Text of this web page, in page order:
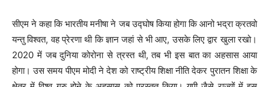
सीएम ने कहा कि भारतीय मनीषा ने जब उद्घोष किया होगा कि आनो भद्रा क्रतवो
यन्तु विश्वत, वह प्रेरणा थी कि ज्ञान जहां से भी आए, उसके लिए द्वार खुला रखो।
2020 में जब दुनिया कोरोना से त्रस्त थी, तब भी इस बात का अहसास आया
होगा। उस समय पीएम मोदी ने देश को राष्ट्रीय शिक्षा नीति देकर पुरातन शिक्षा के